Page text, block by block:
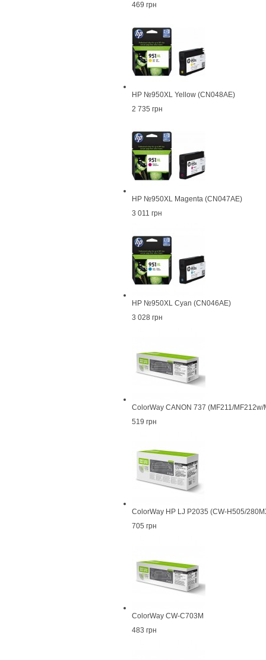
469 грн
HP №950XL Yellow (CN048AE)
2 735 грн
HP №950XL Magenta (CN047AE)
3 011 грн
HP №950XL Cyan (CN046AE)
3 028 грн
ColorWay CANON 737 (MF211/
519 грн
ColorWay HP LJ P2035 (CW-H505/
705 грн
ColorWay CW-C703M
483 грн